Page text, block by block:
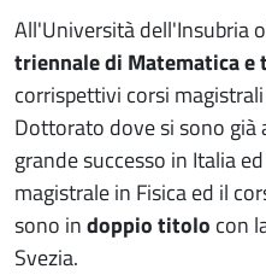
All'Università dell'Insubria
triennale di Matematica e
corrispettivi corsi
Dottorato dove si sono
grande successo in Italia
magistrale in Fisica ed il
sono indoppio titolo con
Svezia.